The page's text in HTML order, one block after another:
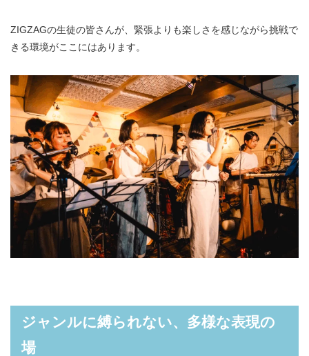
ZIGZAGの生徒の皆さんが、緊張よりも楽しさを感じながら挑戦で
きる環境がここにはあります。
ジャンルに縛られない、多様な表現の
場